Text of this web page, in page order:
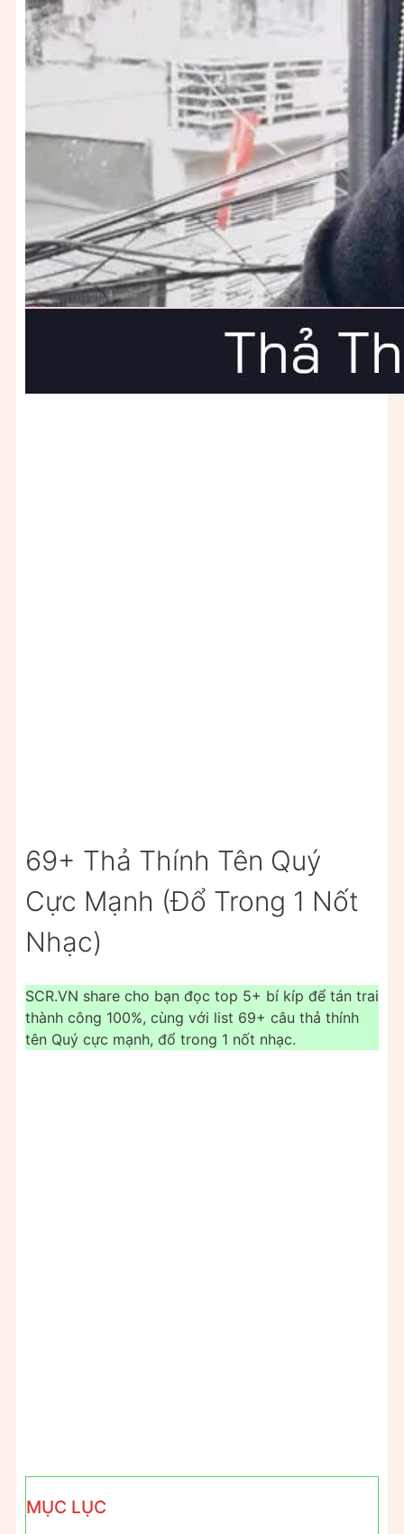
69+ Thả Thính Tên Quý
Cực Mạnh (Đổ Trong 1 Nốt
Nhạc)
SCR.VN share cho bạn đọc top 5+ bí kíp để tán trai
thành công 100%, cùng với list 69+ câu thả thính
tên Quý cực mạnh, đổ trong 1 nốt nhạc.
MỤC LỤC